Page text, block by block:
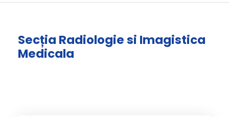
Secția Radiologie si Imagistica
Medicala